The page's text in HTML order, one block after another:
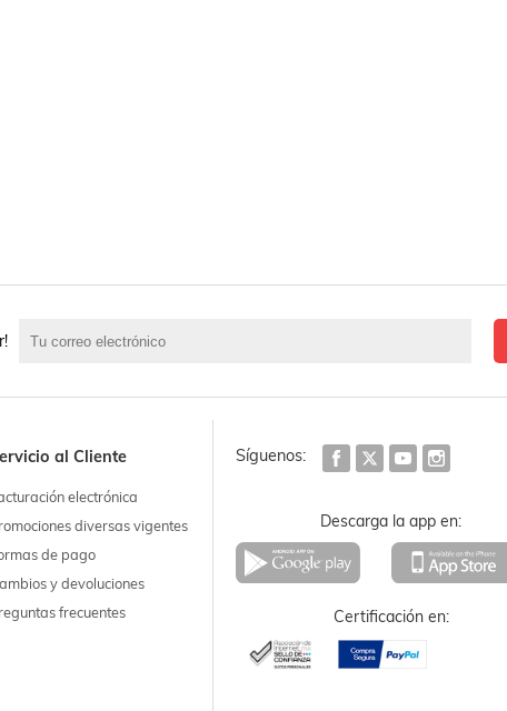
al Cliente
electrónica
diversas vigentes
de pago
y devoluciones
frecuentes
Síguenos:
Descarga la app en:
Certificación en: